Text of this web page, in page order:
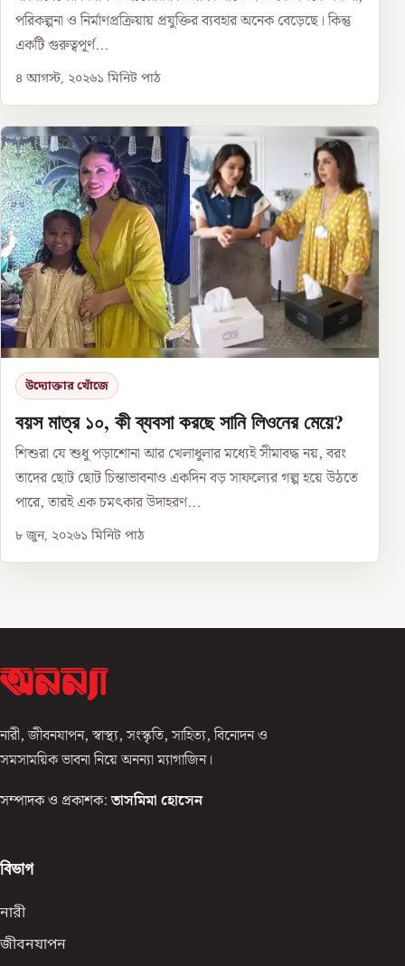
পরিকল্পনা ও নির্মাণপ্রক্রিয়ায় প্রযুক্তির ব্যবহার অনেক বেড়েছে। কিন্তু
একটি গুরুত্বপূর্ণ...
৪ আগস্ট, ২০২৬১ মিনিট পাঠ
উদ্যোক্তার খোঁজে
বয়স মাত্র ১০, কী ব্যবসা করছে সানি লিওনের মেয়ে?
শিশুরা যে শুধু পড়াশোনা আর খেলাধুলার মধ্যেই সীমাবদ্ধ নয়, বরং
তাদের ছোট ছোট চিন্তাভাবনাও একদিন বড় সাফল্যের গল্প হয়ে উঠতে
পারে, তারই এক চমৎকার উদাহরণ...
৮ জুন, ২০২৬১ মিনিট পাঠ
নারী, জীবনযাপন, স্বাস্থ্য, সংস্কৃতি, সাহিত্য, বিনোদন ও
সমসাময়িক ভাবনা নিয়ে অনন্যা ম্যাগাজিন।
সম্পাদক ও প্রকাশক: তাসমিমা হোসেন
বিভাগ
নারী
জীবনযাপন